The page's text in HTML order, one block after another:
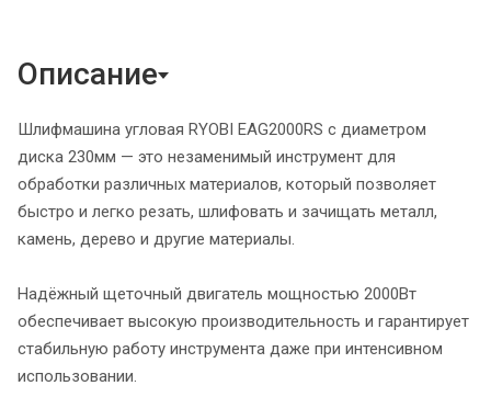
Описание
Шлифмашина угловая RYOBI EAG2000RS с диаметром
диска 230мм — это незаменимый инструмент для
обработки различных материалов, который позволяет
быстро и легко резать, шлифовать и зачищать металл,
камень, дерево и другие материалы.
Надёжный щеточный двигатель мощностью 2000Вт
обеспечивает высокую производительность и гарантирует
стабильную работу инструмента даже при интенсивном
использовании.